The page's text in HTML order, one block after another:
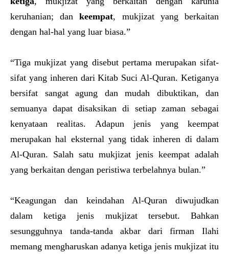
keruhanian; dankeempat, mukjizat yang berkaitan
dengan hal-hal yang luar biasa.”
“Tiga mukjizat yang disebut pertama merupakan sifat-
sifat yang inheren dari Kitab Suci Al-Quran. Ketiganya
bersifat sangat agung dan mudah dibuktikan, dan
semuanya dapat disaksikan di setiap zaman sebagai
kenyataan realitas. Adapun jenis yang keempat
merupakan hal eksternal yang tidak inheren di dalam
Al-Quran. Salah satu mukjizat jenis keempat adalah
yang berkaitan dengan peristiwa terbelahnya bulan.”
“Keagungan dan keindahan Al-Quran diwujudkan
dalam ketiga jenis mukjizat tersebut. Bahkan
sesungguhnya tanda-tanda akbar dari firman Ilahi
memang mengharuskan adanya ketiga jenis mukjizat itu